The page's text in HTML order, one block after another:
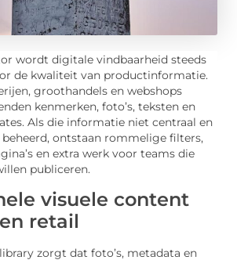
wordt digitale vindbaarheid steeds
de kwaliteit van productinformatie.
groothandels en webshops
kenmerken, foto’s, teksten en
Als die informatie niet centraal en
ontstaan rommelige filters,
en extra werk voor teams die
publiceren.
visuele content
retail
zorgt dat foto’s, metadata en